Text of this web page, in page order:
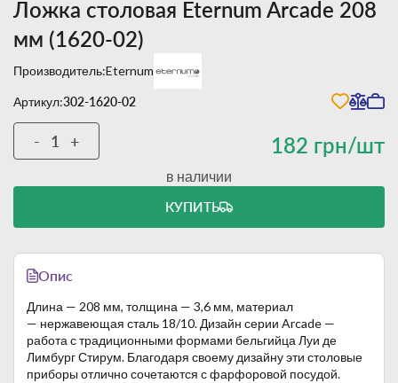
Ложка столовая Eternum Arcade 208
мм (1620-02)
Производитель:Eternum
Артикул:302-1620-02
182 грн/шт
- +
в наличии
КУПИТЬ
Опис
Длина — 208 мм, толщина — 3,6 мм, материал
— нержавеющая сталь 18/10. Дизайн серии Arcade —
работа с традиционными формами бельгийца Луи де
Лимбург Стирум. Благодаря своему дизайну эти столовые
приборы отлично сочетаются с фарфоровой посудой.